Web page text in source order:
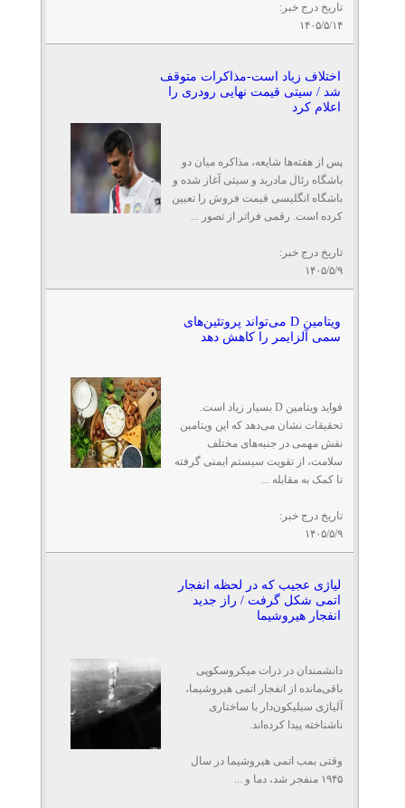
تاریخ درج خبر:
۱۴۰۵/۵/۱۴
اختلاف زیاد است-مذاکرات متوقف
شد / سیتی قیمت نهایی رودری را
اعلام کرد
پس از هفته‌ها شایعه، مذاکره میان دو
باشگاه رئال مادرید و سیتی آغاز شده و
باشگاه انگلیسی قیمت فروش را تعیین
کرده است. رقمی فراتر از تصور ...
تاریخ درج خبر:
۱۴۰۵/۵/۹
ویتامین D می‌تواند پروتئین‌های
سمی آلزایمر را کاهش دهد
فواید ویتامین D بسیار زیاد است.
تحقیقات نشان می‌دهد که این ویتامین
نقش مهمی در جنبه‌های مختلف
سلامت، از تقویت سیستم ایمنی گرفته
تا کمک به مقابله ...
تاریخ درج خبر:
۱۴۰۵/۵/۹
لیاژی عجیب که در لحظه انفجار
اتمی شکل گرفت / راز جدید
انفجار هیروشیما
دانشمندان در ذرات میکروسکوپی
باقی‌مانده از انفجار اتمی هیروشیما،
آلیاژی سیلیکون‌دار با ساختاری
ناشناخته پیدا کرده‌اند.
وقتی بمب اتمی هیروشیما در سال
۱۹۴۵ منفجر شد، دما و ...